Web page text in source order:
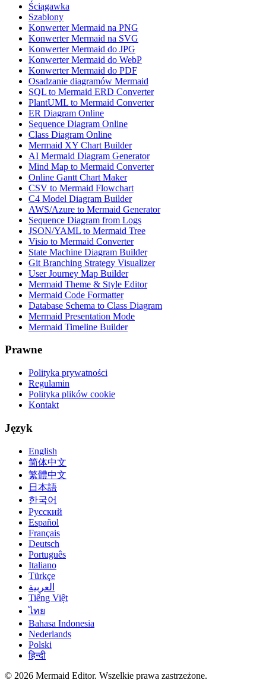
Ściągawka
Szablony
Konwerter Mermaid na PNG
Konwerter Mermaid na SVG
Konwerter Mermaid do JPG
Konwerter Mermaid do WebP
Konwerter Mermaid do PDF
Osadzanie diagramów Mermaid
SQL to Mermaid ERD Converter
PlantUML to Mermaid Converter
ER Diagram Online
Sequence Diagram Online
Class Diagram Online
Mermaid XY Chart Builder
AI Mermaid Diagram Generator
Mind Map to Mermaid Converter
Online Gantt Chart Maker
CSV to Mermaid Flowchart
C4 Model Diagram Builder
AWS/Azure to Mermaid Generator
Sequence Diagram from Logs
JSON/YAML to Mermaid Tree
Visio to Mermaid Converter
State Machine Diagram Builder
Git Branching Strategy Visualizer
User Journey Map Builder
Mermaid Theme & Style Editor
Mermaid Code Formatter
Database Schema to Class Diagram
Mermaid Presentation Mode
Mermaid Timeline Builder
Prawne
Polityka prywatności
Regulamin
Polityka plików cookie
Kontakt
Język
English
简体中文
繁體中文
日本語
한국어
Русский
Español
Français
Deutsch
Português
Italiano
Türkçe
العربية
Tiếng Việt
ไทย
Bahasa Indonesia
Nederlands
Polski
हिन्दी
© 2026 Mermaid Editor. Wszelkie prawa zastrzeżone.